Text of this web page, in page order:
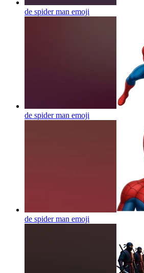
de spider man emoji
de spider man emoji
de spider man emoji